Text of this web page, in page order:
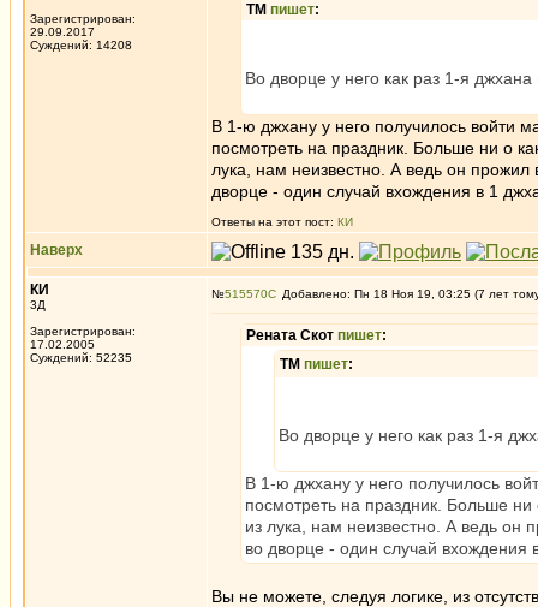
Зарегистрирован:
29.09.2017
Суждений: 14208
ТМ пишет:
Во дворце у него как раз 1-я
В 1-ю джхану у него получилось войти
посмотреть на праздник. Больше ни о
лука, нам неизвестно. А ведь он прожил
дворце - один случай вхождения в 1
Ответы на этот пост: КИ
Наверх
КИ
3Д
Зарегистрирован:
17.02.2005
Суждений: 52235
№515570 Добавлено: Пн 18 Ноя 19, 03:25 (7 лет
Рената Скот пишет:
ТМ пишет:
Во дворце у него как раз 1-я
В 1-ю джхану у него получилось
посмотреть на праздник. Больше
из лука, нам неизвестно. А ведь он
во дворце - один случай вхождения
Вы не можете, следуя логике, из